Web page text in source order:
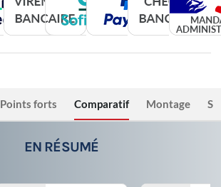
Points forts Comparatif Montage
EN RÉSUMÉ